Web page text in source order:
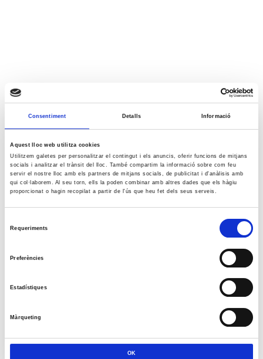
Consentiment Detalls Informació
Aquest lloc web utilitza cookies
Utilitzem galetes per personalitzar el contingut i els anuncis, oferir funcions de mitjans
socials i analitzar el trànsit del lloc. També compartim la informació sobre com feu
servir el nostre lloc amb els partners de mitjans socials, de publicitat i d'anàlisis amb
qui col·laborem. Al seu torn, ells la poden combinar amb altres dades que els hàgiu
proporcionat o hagin recopilat a partir de l'ús que heu fet dels seus serveis.
Requeriments
Preferències
Estadístiques
Màrqueting
OK